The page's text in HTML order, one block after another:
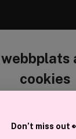
webbplats
cookies
för att
Don’t miss out